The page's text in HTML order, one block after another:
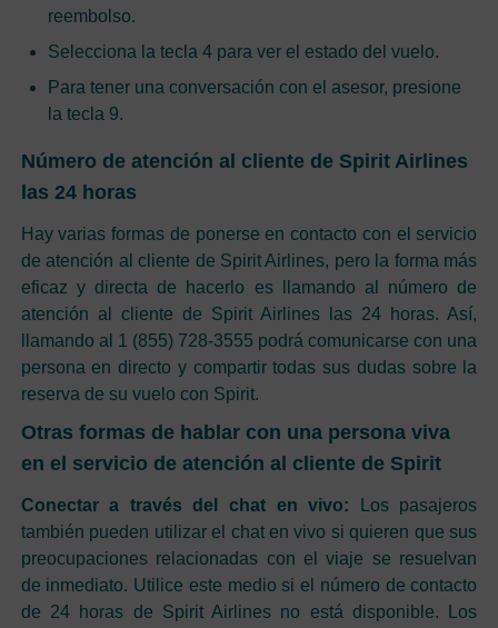
reembolso.
Selecciona la tecla 4 para ver el estado del vuelo.
Para tener una conversación con el asesor, presione
la tecla 9.
Número de atención al cliente de Spirit Airlines
las 24 horas
Hay varias formas de ponerse en contacto con el servicio
de atención al cliente de Spirit Airlines, pero la forma más
eficaz y directa de hacerlo es llamando al número de
atención al cliente de Spirit Airlines las 24 horas. Así,
llamando al 1 (855) 728-3555 podrá comunicarse con una
persona en directo y compartir todas sus dudas sobre la
reserva de su vuelo con Spirit.
Otras formas de hablar con una persona viva
en el servicio de atención al cliente de Spirit
Conectar a través del chat en vivo:
Los pasajeros
también pueden utilizar el chat en vivo si quieren que sus
preocupaciones relacionadas con el viaje se resuelvan
de inmediato. Utilice este medio si el número de contacto
de 24 horas de Spirit Airlines no está disponible. Los